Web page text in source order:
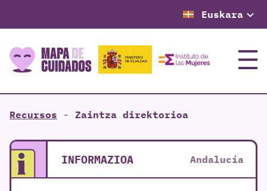
Euskara
Menua
Recursos - Zaintza direktorioa
INFORMAZIOA Andalucía